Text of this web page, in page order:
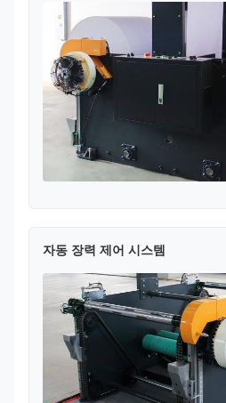
자동 장력 제어 시스템